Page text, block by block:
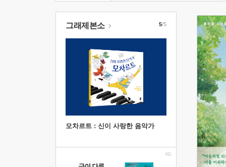
그래제본소
모차르트 : 신이 사랑한 음악가
5/5